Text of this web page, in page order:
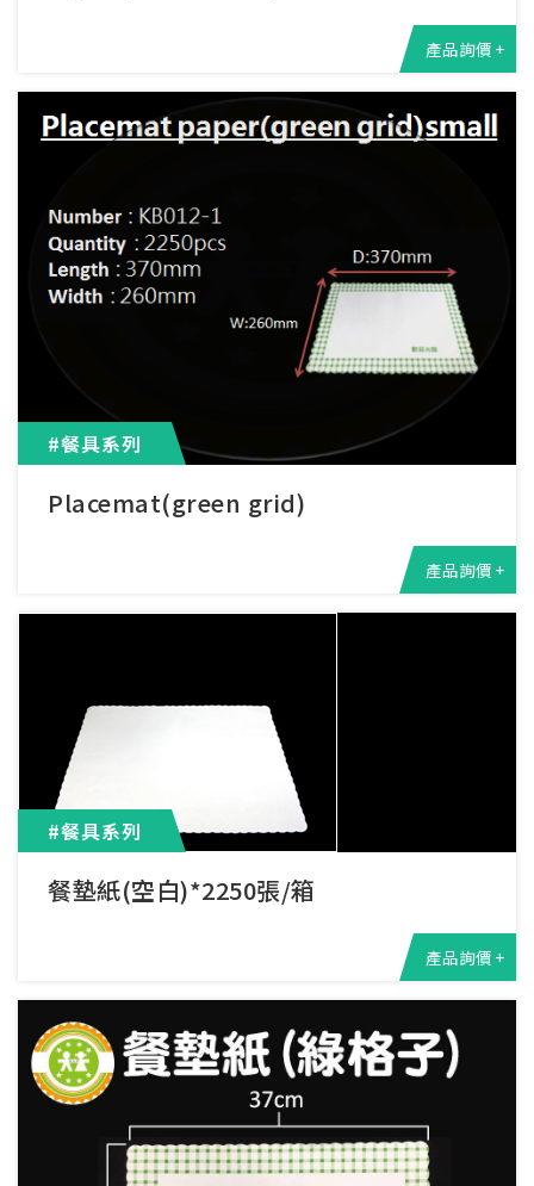
產品詢價 +
#餐具系列
Placemat(green grid)
產品詢價 +
#餐具系列
餐墊紙(空白)*2250張/箱
產品詢價 +